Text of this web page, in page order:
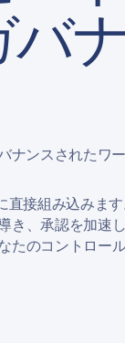
ナンスされたワ
接組み込みま
き、承認を加速
たのコントロー